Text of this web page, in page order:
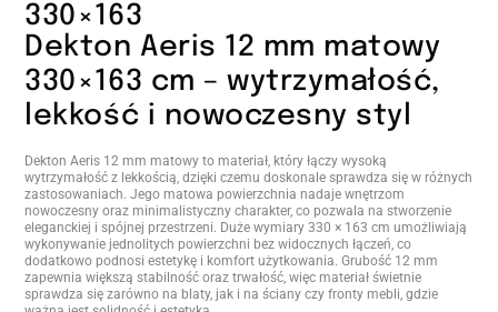
330×163
Dekton Aeris 12 mm matowy
330×163 cm – wytrzymałość,
lekkość i nowoczesny styl
Dekton Aeris 12 mm matowy to materiał, który łączy wysoką
wytrzymałość z lekkością, dzięki czemu doskonale sprawdza się w różnych
zastosowaniach. Jego matowa powierzchnia nadaje wnętrzom
nowoczesny oraz minimalistyczny charakter, co pozwala na stworzenie
eleganckiej i spójnej przestrzeni. Duże wymiary 330 × 163 cm umożliwiają
wykonywanie jednolitych powierzchni bez widocznych łączeń, co
dodatkowo podnosi estetykę i komfort użytkowania. Grubość 12 mm
zapewnia większą stabilność oraz trwałość, więc materiał świetnie
sprawdza się zarówno na blaty, jak i na ściany czy fronty mebli, gdzie